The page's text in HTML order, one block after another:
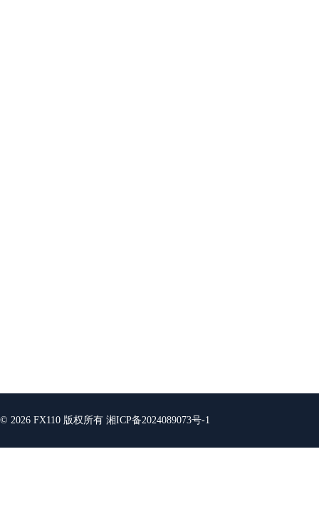
© 2026 FX110 版权所有 湘ICP备2024089073号-1